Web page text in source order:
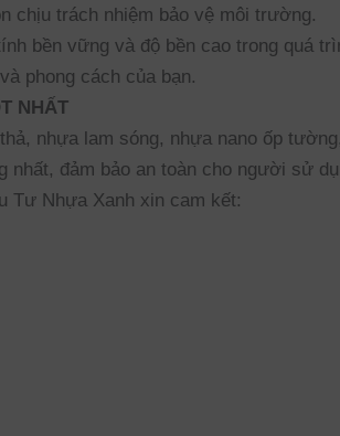
chịu trách nhiệm bảo vệ môi trường.
bền vững và độ bền cao trong quá
phong cách của bạn.
NHẤT
nhựa lam sóng, nhựa nano ốp
đảm bảo an toàn cho người sử
Tư Nhựa Xanh xin cam kết: